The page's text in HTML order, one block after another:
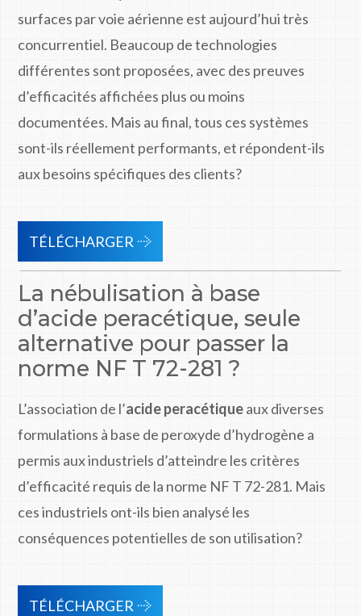
surfaces par voie aérienne est aujourd’hui très
concurrentiel. Beaucoup de technologies
différentes sont proposées, avec des preuves
d’efficacités affichées plus ou moins
documentées. Mais au final, tous ces systèmes
sont-ils réellement performants, et répondent-ils
aux besoins spécifiques des clients?
TÉLÉCHARGER
La nébulisation à base
d’acide peracétique, seule
alternative pour passer la
norme NF T 72-281 ?
L’association de l’acide peracétiqueaux diverses
formulations à base de peroxyde d’hydrogène a
permis aux industriels d’atteindre les critères
d’efficacité requis de la norme NF T 72-281. Mais
ces industriels ont-ils bien analysé les
conséquences potentielles de son utilisation?
TÉLÉCHARGER